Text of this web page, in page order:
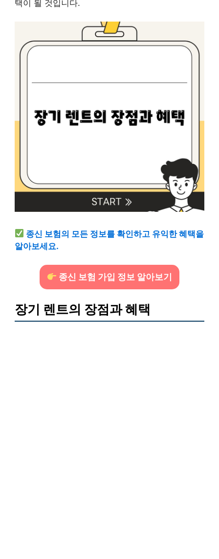
택이 될 것입니다.
종신 보험의 모든 정보를 확인하고 유익한 혜택을
알아보세요.
종신 보험 가입 정보 알아보기
장기 렌트의 장점과 혜택